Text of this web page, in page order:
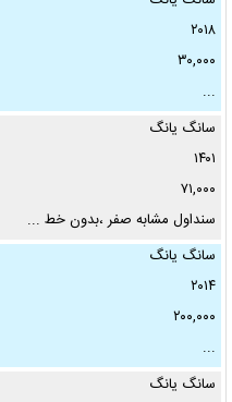
۲۰۱۸
۳۰,۰۰۰
...
سانگ یانگ
۱۴۰۱
۷۱,۰۰۰
سنداول مشابه صفر ،بدون خط ...
سانگ یانگ
۲۰۱۴
۲۰۰,۰۰۰
...
سانگ یانگ